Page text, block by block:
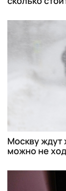
Москву ждут
можно не